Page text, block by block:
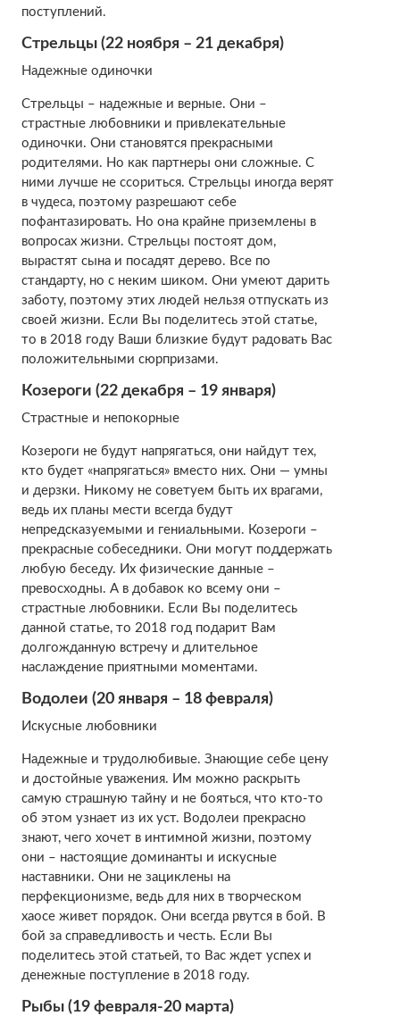
поступлений.
Стрельцы (22 ноября – 21 декабря)
Надежные одиночки
Стрельцы – надежные и верные. Они –
страстные любовники и привлекательные
одиночки. Они становятся прекрасными
родителями. Но как партнеры они сложные. С
ними лучше не ссориться. Стрельцы иногда верят
в чудеса, поэтому разрешают себе
пофантазировать. Но она крайне приземлены в
вопросах жизни. Стрельцы постоят дом,
вырастят сына и посадят дерево. Все по
стандарту, но с неким шиком. Они умеют дарить
заботу, поэтому этих людей нельзя отпускать из
своей жизни. Если Вы поделитесь этой статье,
то в 2018 году Ваши близкие будут радовать Вас
положительными сюрпризами.
Козероги (22 декабря – 19 января)
Страстные и непокорные
Козероги не будут напрягаться, они найдут тех,
кто будет «напрягаться» вместо них. Они — умны
и дерзки. Никому не советуем быть их врагами,
ведь их планы мести всегда будут
непредсказуемыми и гениальными. Козероги –
прекрасные собеседники. Они могут поддержать
любую беседу. Их физические данные –
превосходны. А в добавок ко всему они –
страстные любовники. Если Вы поделитесь
данной статье, то 2018 год подарит Вам
долгожданную встречу и длительное
наслаждение приятными моментами.
Водолеи (20 января – 18 февраля)
Искусные любовники
Надежные и трудолюбивые. Знающие себе цену
и достойные уважения. Им можно раскрыть
самую страшную тайну и не бояться, что кто-то
об этом узнает из их уст. Водолеи прекрасно
знают, чего хочет в интимной жизни, поэтому
они – настоящие доминанты и искусные
наставники. Они не зациклены на
перфекционизме, ведь для них в творческом
хаосе живет порядок. Они всегда рвутся в бой. В
бой за справедливость и честь. Если Вы
поделитесь этой статьей, то Вас ждет успех и
денежные поступление в 2018 году.
Рыбы (19 февраля-20 марта)